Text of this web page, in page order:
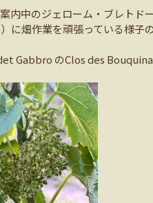
内中のジェローム・ブレトド
に畑作業を頑張っている様子
Gabbro のClos des